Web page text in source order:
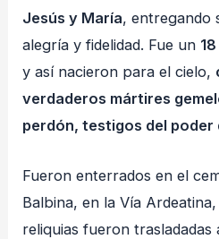
Jesús y María, entregando
alegría y fidelidad. Fue un
y así nacieron para el cielo,
verdaderos mártires
perdón, testigos del poder
Fueron enterrados en el
Balbina, en la Vía
reliquias fueron trasladadas